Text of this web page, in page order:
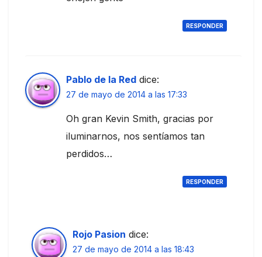
RESPONDER
Pablo de la Red dice:
27 de mayo de 2014 a las 17:33
Oh gran Kevin Smith, gracias por
iluminarnos, nos sentíamos tan
perdidos…
RESPONDER
Rojo Pasion dice:
27 de mayo de 2014 a las 18:43